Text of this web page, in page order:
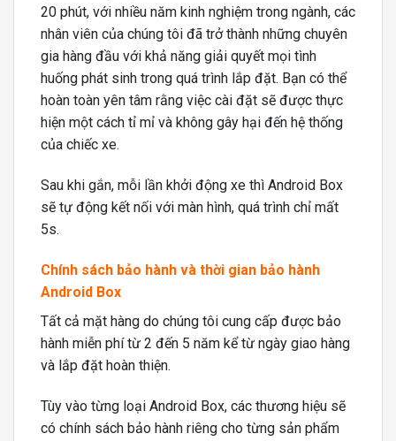
20 phút, với nhiều năm kinh nghiệm trong ngành, các
nhân viên của chúng tôi đã trở thành những chuyên
gia hàng đầu với khả năng giải quyết mọi tình
huống phát sinh trong quá trình lắp đặt. Bạn có thể
hoàn toàn yên tâm rằng việc cài đặt sẽ được thực
hiện một cách tỉ mỉ và không gây hại đến hệ thống
của chiếc xe.
Sau khi gắn, mỗi lần khởi động xe thì Android Box
sẽ tự động kết nối với màn hình, quá trình chỉ mất
5s.
Chính sách bảo hành và thời gian bảo hành
Android Box
Tất cả mặt hàng do chúng tôi cung cấp được bảo
hành miễn phí từ 2 đến 5 năm kể từ ngày giao hàng
và lắp đặt hoàn thiện.
Tùy vào từng loại Android Box, các thương hiệu sẽ
có chính sách bảo hành riêng cho từng sản phẩm